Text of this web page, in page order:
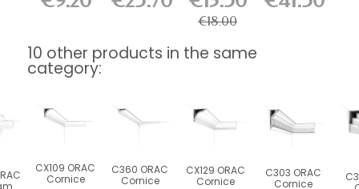
ml
€18.00
10 other products in the same
category:
CX109 ORAC
Cornice
C360 ORAC
Cornice
CX129 ORAC
Cornice
C303 ORAC
Cornice